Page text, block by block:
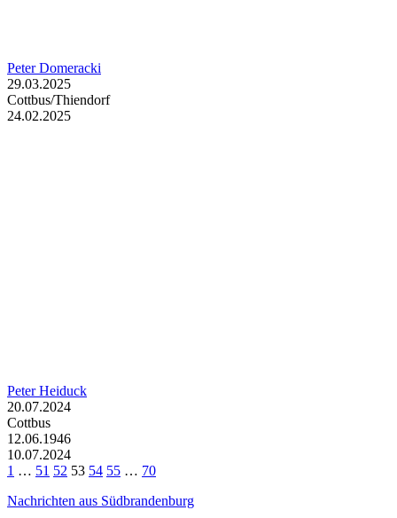
Peter Domeracki
29.03.2025
Cottbus/Thiendorf
24.02.2025
Peter Heiduck
20.07.2024
Cottbus
12.06.1946
10.07.2024
1 … 51 52 53 54 55 … 70
Nachrichten aus Südbrandenburg